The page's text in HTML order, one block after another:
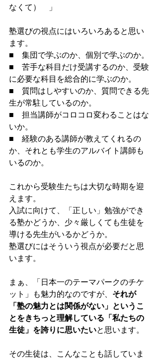
なくて）　」
塾選びの視点にはいろいろあると思い
ます。
■　集団で学ぶのか、個別で学ぶのか。
■　苦手な科目だけ受講するのか、受験
に必要な科目を総合的に学ぶのか。
■　質問はしやすいのか、質問できる先
生が常駐しているのか。
■　担当講師がコロコロ変わることはな
いか。
■　経験のある講師が教えてくれるの
か、それとも学生のアルバイト講師も
いるのか。
これから受験生たちは大切な時期を迎
えます。
入試に向けて、「正しい」勉強ができ
る塾かどうか、少々厳しくても生徒を
導ける先生がいるかどうか。
塾選びにはそういう視点が必要だと思
います。
まぁ、「日本一のテーマパークのチケ
ット」も魅力的なのですが、 それが
「塾の魅力とは関係がない」というこ
とをきちっと理解している「私たちの
生徒」を誇りに思いたいと思います。
その生徒は、こんなことも話していま